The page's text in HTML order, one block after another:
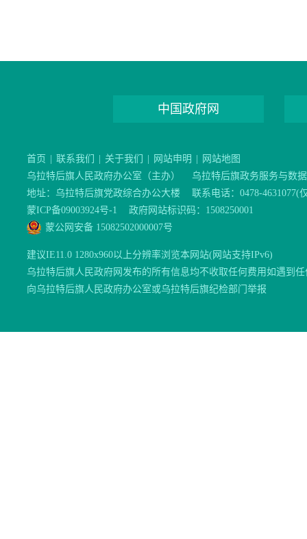
中国政府网
首页 联系我们 关于我们 网站申明
网站地图
乌拉特后旗人民政府办公室（主办）
乌拉特后旗政务服务与数
地址：乌拉特后旗党政综合办公大楼
联系电话：0478-4631077(
蒙ICP备09003924号-1
政府网站标识码：1508250001
蒙公网安备 15082502000007号
建议IE11.0 1280x960以上分辨率浏览本网站(网站支持IPv6)
乌拉特后旗人民政府网发布的所有信息均不收取任何费用如遇到
向乌拉特后旗人民政府办公室或乌拉特后旗纪检部门举报